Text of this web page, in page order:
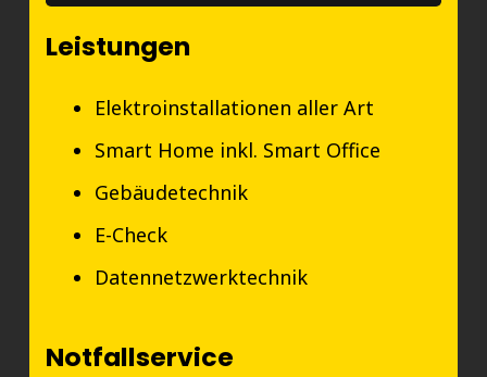
Leistungen
Elektroinstallationen aller Art
Smart Home inkl. Smart Office
Gebäudetechnik
E-Check
Datennetzwerktechnik
Notfallservice